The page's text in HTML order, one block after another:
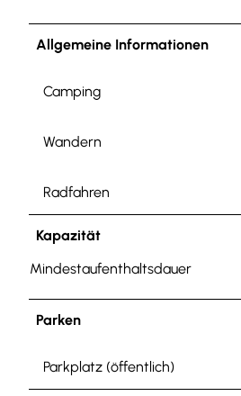
Allgemeine Informationen
Camping
Wandern
Radfahren
Kapazität
Mindestaufenthaltsdauer
Parken
Parkplatz (öffentlich)